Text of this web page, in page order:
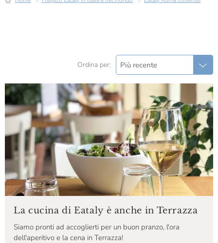
Ordina per: Più recente
La cucina di Eataly è anche in Terrazza
Siamo pronti ad accoglierti per un buon pranzo, l'ora
dell'aperitivo e la cena in Terrazza!